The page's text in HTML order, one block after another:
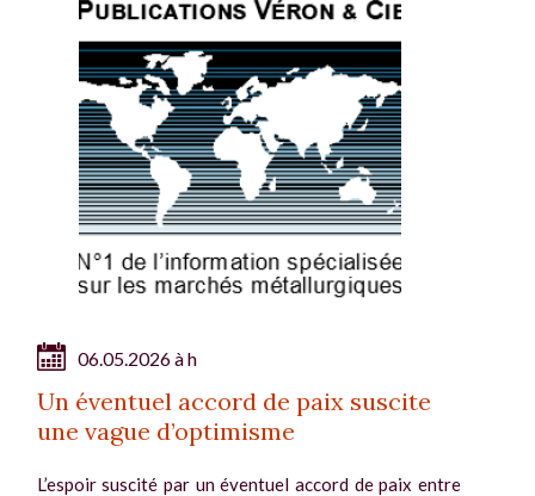
06.05.2026 à h
Un éventuel accord de paix suscite
une vague d’optimisme
L’espoir suscité par un éventuel accord de paix entre